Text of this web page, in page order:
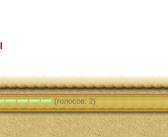
(голосов: 2)